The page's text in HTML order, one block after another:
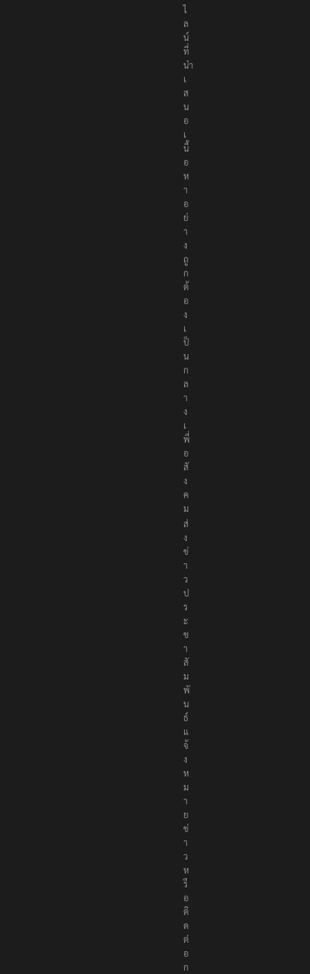
ไ
ล
น์
ที่
นำ
เ
ส
น
อ
เ
นื้
อ
ห
า
อ
ย่
า
ง
ถู
ก
ต้
อ
ง
เ
ป็
น
ก
ล
า
ง
เ
พื่
อ
สั
ง
ค
ม
ส่
ง
ข่
า
ว
ป
ร
ะ
ช
า
สั
ม
พั
น
ธ์
แ
จ้
ง
ห
ม
า
ย
ข่
า
ว
ห
รื
อ
ติ
ด
ต่
อ
ก